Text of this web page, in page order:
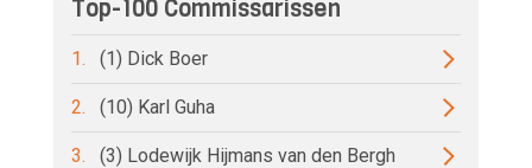
Top-100 Commissarissen
1. (1) Dick Boer
2. (10) Karl Guha
3. (3) Lodewijk Hijmans van den Bergh